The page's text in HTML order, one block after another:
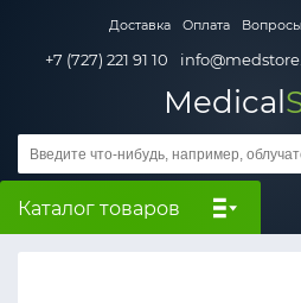
Доставка Оплата
+7 (727) 221 91 10
Medical
Каталог товаров